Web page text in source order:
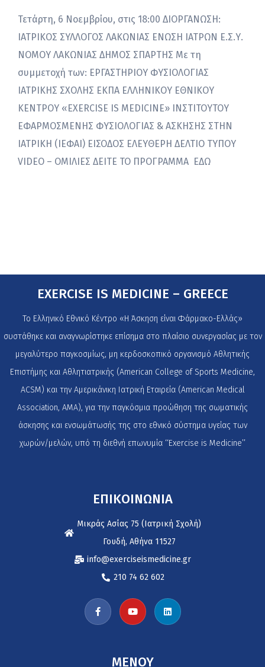
Τετάρτη, 6 Νοεμβρίου, στις 18:00 ΔΙΟΡΓΑΝΩΣΗ:
ΙΑΤΡΙΚΟΣ ΣΥΛΛΟΓΟΣ ΛΑΚΩΝΙΑΣ ΕΝΩΣΗ ΙΑΤΡΩΝ Ε.Σ.Υ.
ΝΟΜΟΥ ΛΑΚΩΝΙΑΣ ΔΗΜΟΣ ΣΠΑΡΤΗΣ Με τη
συμμετοχή των: ΕΡΓΑΣΤΗΡΙΟΥ ΦΥΣΙΟΛΟΓΙΑΣ
ΙΑΤΡΙΚΗΣ ΣΧΟΛΗΣ ΕΚΠΑ ΕΛΛΗΝΙΚΟΥ ΕΘΝΙΚΟΥ
ΚΕΝΤΡΟΥ «EXERCISE IS MEDICINE» ΙΝΣΤΙΤΟΥΤΟΥ
ΕΦΑΡΜΟΣΜΕΝΗΣ ΦΥΣΙΟΛΟΓΙΑΣ & ΑΣΚΗΣΗΣ ΣΤΗΝ
ΙΑΤΡΙΚΗ (ΙΕΦΑΙ) ΕΙΣΟΔΟΣ ΕΛΕΥΘΕΡΗ ΔΕΛΤΙΟ ΤΥΠΟΥ
VIDEO – OMIΛΙΕΣ ΔΕΙΤΕ ΤΟ ΠΡΟΓΡΑΜΜΑ ΕΔΩ
EXERCISE IS MEDICINE – GREECE
Το Ελληνικό Εθνικό Κέντρο «Η Άσκηση είναι Φάρμακο-Ελλάς»
συστάθηκε και αναγνωρίστηκε επίσημα στο πλαίσιο συνεργασίας με τον
μεγαλύτερο παγκοσμίως, μη κερδοσκοπικό οργανισμό Αθλητικής
Επιστήμης και Αθλητιατρικής (American College of Sports Medicine,
ACSM) και την Αμερικάνικη Ιατρική Εταιρεία (American Medical
Association, AMA), για την παγκόσμια προώθηση της σωματικής
άσκησης και ενσωμάτωσής της στο εθνικό σύστημα υγείας των
χωρών/μελών, υπό τη διεθνή επωνυμία ‘‘Exercise is Medicine’’
ΕΠΙΚΟΙΝΩΝΙΑ
Μικράς Ασίας 75 (Ιατρική Σχολή)
Γουδή, Αθήνα 11527
info@exerciseismedicine.gr
210 74 62 602
MENOY